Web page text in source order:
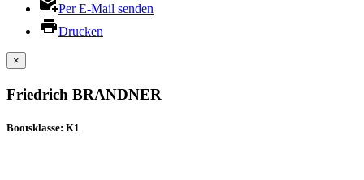
Per E-Mail senden
Drucken
×
Friedrich BRANDNER
Bootsklasse: K1